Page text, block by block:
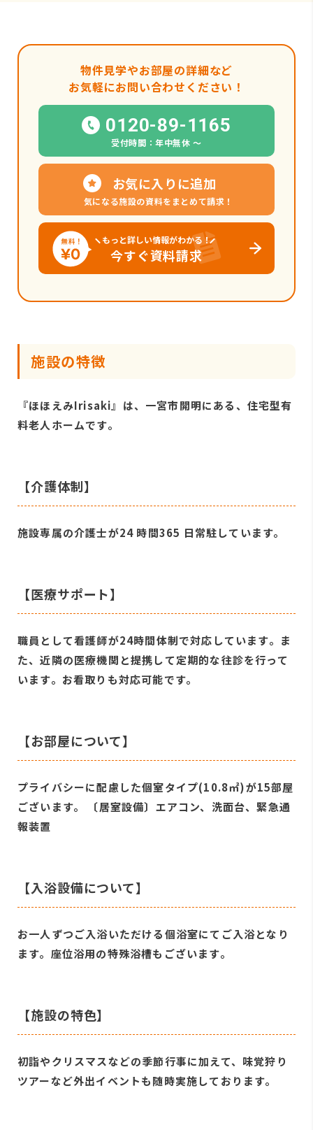
物件見学やお部屋の詳細など
お気軽にお問い合わせください！
0120-89-1165
受付時間：年中無休 〜
お気に入りに追加
気になる施設の資料をまとめて請求！
もっと詳しい情報がわかる！
今すぐ資料請求
施設の特徴
『ほほえみIrisaki』は、一宮市開明にある、住宅型有
料老人ホームです。
【介護体制】
施設専属の介護士が24 時間365 日常駐しています。
【医療サポート】
職員として看護師が24時間体制で対応しています。ま
た、近隣の医療機関と提携して定期的な往診を行って
います。お看取りも対応可能です。
【お部屋について】
プライバシーに配慮した個室タイプ(10.8㎡)が15部屋
ございます。 〔居室設備〕エアコン、洗面台、緊急通
報装置
【入浴設備について】
お一人ずつご入浴いただける個浴室にてご入浴となり
ます。座位浴用の特殊浴槽もございます。
【施設の特色】
初詣やクリスマスなどの季節行事に加えて、味覚狩り
ツアーなど外出イベントも随時実施しております。